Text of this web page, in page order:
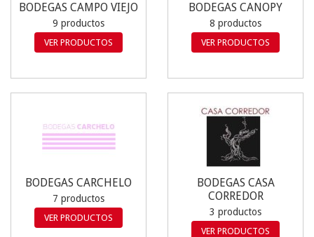
BODEGAS CAMPO VIEJO
9 productos
VER PRODUCTOS
BODEGAS CANOPY
8 productos
VER PRODUCTOS
BODEGAS CARCHELO
7 productos
VER PRODUCTOS
BODEGAS CASA
CORREDOR
3 productos
VER PRODUCTOS